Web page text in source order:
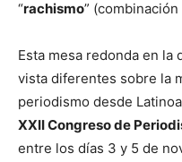
“rachismo”
Esta mesa redonda en
vista diferentes sobre la
periodismo desde
XXII Congreso de
entre los días 3 y 5 de